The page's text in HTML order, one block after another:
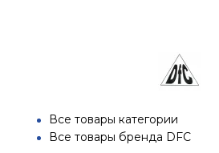
Все товары категории
Все товары бренда DFC